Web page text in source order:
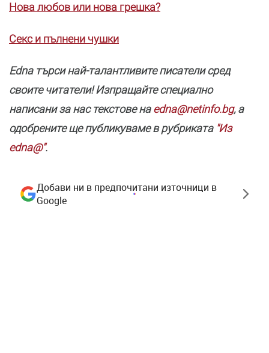
Нова любов или нова грешка?
Секс и пълнени чушки
Edna търси най-талантливите писатели сред
своите читатели! Изпращайте специално
написани за нас текстове наedna@netinfo.bg, а
одобрените ще публикуваме в рубриката "Из
edna@".
Добави ни в предпочитани източници в
Google